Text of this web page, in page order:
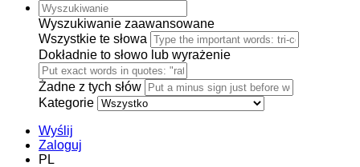
Wyszukiwanie zaawansowane
Wszystkie te słowa
Dokładnie to słowo lub wyrażenie
Żadne z tych słów
Kategorie
Wyślij
Zaloguj
PL